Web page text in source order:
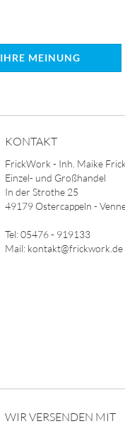
IHRE MEINUNG
KONTAKT
FrickWork - Inh. Maike
Einzel- und Großhandel
In der Strothe 25
49179 Ostercappeln -
Tel: 05476 - 919133
Mail: kontakt@frickwork.de
WIR VERSENDEN MIT